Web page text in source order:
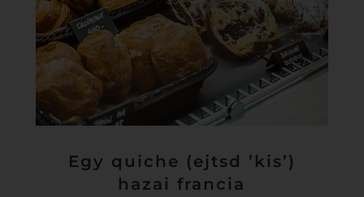
Egy quiche (ejtsd ’kis’)
hazai francia